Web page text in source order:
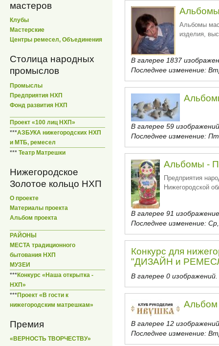
мастеров
Клубы
Мастерские
Центры ремесел, Объединения
Столица народных
промыслов
Промыслы
Предприятия НХП
Фонд развития НХП
Проект «100 лиц НХП»
***АЗБУКА нижегородских НХП
и МТБ, ремесел
*** Театр Матрешки
Нижегородское
Золотое кольцо НХП
О проекте
Материалы проекта
Альбом проекта
РАЙОНЫ
МЕСТА традиционного
бытования НХП
МУЗЕИ
***Конкурс «Наша открытка -
НХП»
***Проект «В гости к
нижегородским матрешкам»
Премия
«ВЕРНОСТЬ ТВОРЧЕСТВУ»
Альбомы
изделия,
В галерее 1837
Последнее изменение:
В галерее 59
Последнее изменение:
Альбомы -
Предприятия
Нижегородской
В галерее 91
Последнее изменение:
Конкурс для
"ДИЗАЙН и
В галерее 0 изображений.
Альбом
В галерее 12
Последнее изменение: